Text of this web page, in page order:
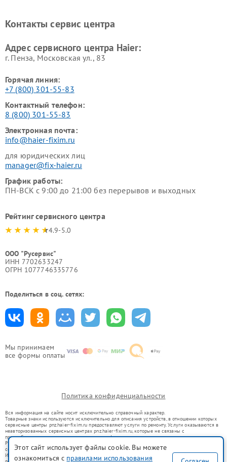
Мы принимаем
все формы оплаты
Ремонт роботов-пылесосов
Ремонт посудомоечных
Контакты сервис центра
Адрес сервисного центра Haier:
г. Пенза, Московская ул., 83
Горячая линия:
+7 (800) 301-55-83
Контактный телефон:
8 (800) 301-55-83
Электронная почта:
info@haier-fixim.ru
для юридических лиц
manager@fix-haier.ru
График работы:
ПН-ВСК с 9:00 до 21:00 без перерывов и выходных
Рейтинг сервисного центра
4.9-5.0
ООО "Русервис"
ИНН 7702633247
ОГРН 1077746335776
Поделиться в соц. сетях:
Политика конфиденциальности
Вся информация на сайте носит исключительно справочный характер.
Товарные знаки используются исключительно для описания устройств, в отношении которых
сервисные центры pnz.haier-fixim.ru предоставляют услуги по ремонту. Услуги оказываются в
неавторизованных сервисных центрах pnz.haier-fixim.ru, которые не связаны с
правообладателями товарных знаков или их официальными представителями.
Ремонт осуществляется для устройств, уже введенных в гражданский оборот в соответствии
со статьей 1487 ГК РФ.
Использование товарных знаков не преследует цели индивидуализации услуг или введения
Этот сайт использует файлы cookie. Вы можете
ознакомиться с правилами использования